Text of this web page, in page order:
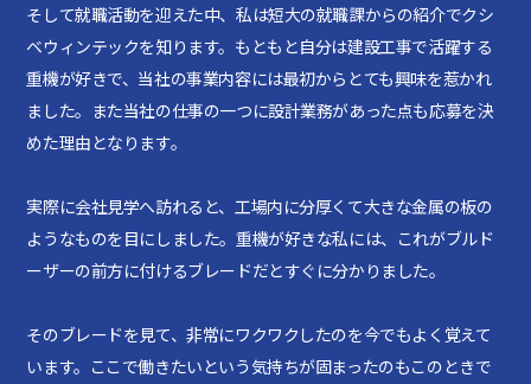
そして就職活動を迎えた中、私は短大の就職課からの紹介でクシ
ベウィンテックを知ります。もともと自分は建設工事で活躍する
重機が好きで、当社の事業内容には最初からとても興味を惹かれ
ました。また当社の仕事の一つに設計業務があった点も応募を決
めた理由となります。
実際に会社見学へ訪れると、工場内に分厚くて大きな金属の板の
ようなものを目にしました。重機が好きな私には、これがブルド
ーザーの前方に付けるブレードだとすぐに分かりました。
そのブレードを見て、非常にワクワクしたのを今でもよく覚えて
います。ここで働きたいという気持ちが固まったのもこのときで